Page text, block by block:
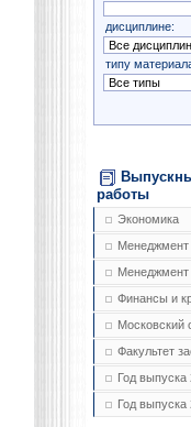
дисциплине:
типу
работы
Экономика
Менеджмент
Менеджмент
Финансы и
Московский
Факультет
Год выпуска
Год выпуска